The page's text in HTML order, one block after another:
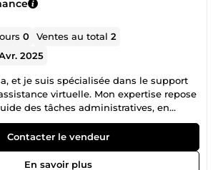
0 Ventes au total2
2025
et je suis spécialisée dans le support
virtuelle. Mon expertise repose
des tâches administratives, en
efficace à mes clients pour améliorer
quotidien. 📅📈 Avec plusieurs années
capable de gérer des plannings,
organiser des réunions et effectuer des
Contacter le vendeur
En savoir plus